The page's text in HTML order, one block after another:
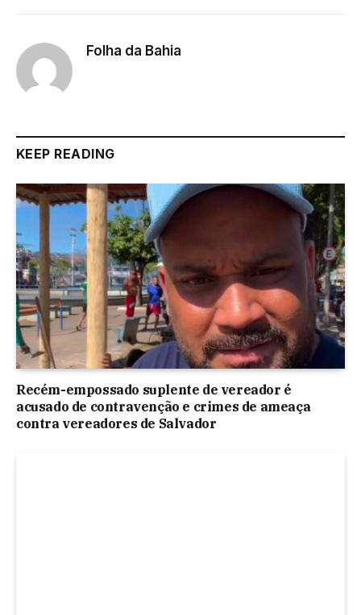
Folha da Bahia
KEEP READING
Recém-empossado suplente de vereador é
acusado de contravenção e crimes de ameaça
contra vereadores de Salvador